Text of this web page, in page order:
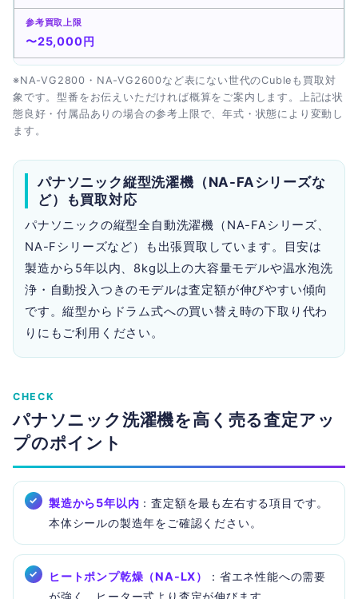
〜25,000円
※NA-VG2800・NA-VG2600など表にない世代のCubleも買取対
象です。型番をお伝えいただければ概算をご案内します。上記は状
態良好・付属品ありの場合の参考上限で、年式・状態により変動し
ます。
パナソニック縦型洗濯機（NA-FAシリーズな
ど）も買取対応
パナソニックの縦型全自動洗濯機（NA-FAシリーズ、
NA-Fシリーズなど）も出張買取しています。目安は
製造から5年以内、8kg以上の大容量モデルや温水泡洗
浄・自動投入つきのモデルは査定額が伸びやすい傾向
です。縦型からドラム式への買い替え時の下取り代わ
りにもご利用ください。
CHECK
パナソニック洗濯機を高く売る査定アッ
プのポイント
製造から5年以内 ：査定額を最も左右する項目です。
本体シールの製造年をご確認ください。
ヒートポンプ乾燥（NA-LX）
：省エネ性能への需要